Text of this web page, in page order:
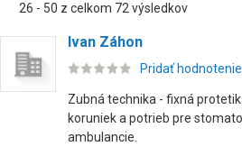
26 - 50 z celkom 72 výsledkov
Ivan Záhon
Pridať hodnotenie
Zubná technika - fixná
koruniek a potrieb pre
ambulancie.